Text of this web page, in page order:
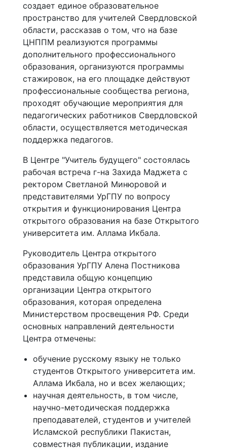
создает единое образовательное
пространство для учителей Свердловской
области, рассказав о том, что на базе
ЦНППМ реализуются программы
дополнительного профессионального
образования, организуются программы
стажировок, на его площадке действуют
профессиональные сообщества региона,
проходят обучающие мероприятия для
педагогических работников Свердловской
области, осуществляется методическая
поддержка педагогов.
В Центре "Учитель будущего" состоялась
рабочая встреча г-на Захида Маджета с
ректором Светланой Минюровой и
представителями УрГПУ по вопросу
открытия и функционирования Центра
открытого образования на базе Открытого
университета им. Аллама Икбала.
Руководитель Центра открытого
образования УрГПУ Алена Постникова
представила общую концепцию
организации Центра открытого
образования, которая определена
Министерством просвещения РФ. Среди
основных направлений деятельности
Центра отмечены:
обучение русскому языку не только
студентов Открытого университета им.
Аллама Икбала, но и всех желающих;
научная деятельность, в том числе,
научно-методическая поддержка
преподавателей, студентов и учителей
Исламской республики Пакистан,
совместная публикации, издание